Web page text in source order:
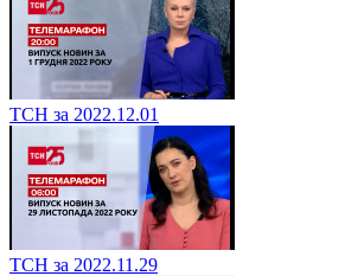
ТСН за 2022.12.01
ТСН за 2022.11.29